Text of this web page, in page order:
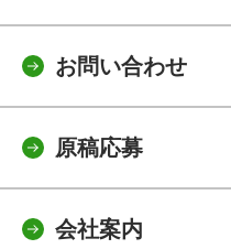
お問い合わせ
原稿応募
会社案内